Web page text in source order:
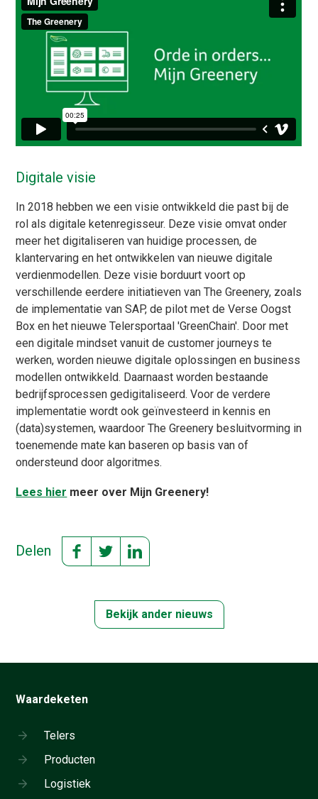
Digitale visie
In 2018 hebben we een visie ontwikkeld die past bij de
rol als digitale ketenregisseur. Deze visie omvat onder
meer het digitaliseren van huidige processen, de
klantervaring en het ontwikkelen van nieuwe digitale
verdienmodellen. Deze visie borduurt voort op
verschillende eerdere initiatieven van The Greenery, zoals
de implementatie van SAP, de pilot met de Verse Oogst
Box en het nieuwe Telersportaal 'GreenChain'. Door met
een digitale mindset vanuit de customer journeys te
werken, worden nieuwe digitale oplossingen en business
modellen ontwikkeld. Daarnaast worden bestaande
bedrijfsprocessen gedigitaliseerd. Voor de verdere
implementatie wordt ook geïnvesteerd in kennis en
(data)systemen, waardoor The Greenery besluitvorming in
toenemende mate kan baseren op basis van of
ondersteund door algoritmes.
Lees hier meer over Mijn Greenery!
Delen
Bekijk ander nieuws
Waardeketen
Telers
Producten
Logistiek